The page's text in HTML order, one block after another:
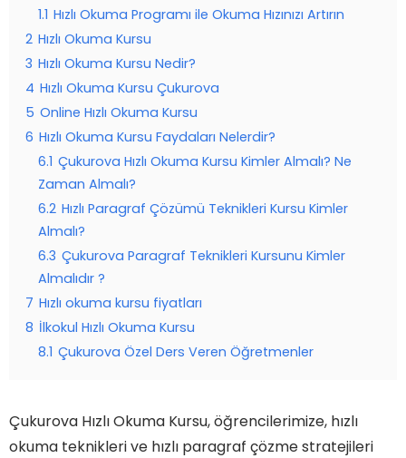
1.1 Hızlı Okuma Programı ile Okuma Hızınızı Artırın
2 Hızlı Okuma Kursu
3 Hızlı Okuma Kursu Nedir?
4 Hızlı Okuma Kursu Çukurova
5 Online Hızlı Okuma Kursu
6 Hızlı Okuma Kursu Faydaları Nelerdir?
6.1 Çukurova Hızlı Okuma Kursu Kimler Almalı? Ne
Zaman Almalı?
6.2 Hızlı Paragraf Çözümü Teknikleri Kursu Kimler
Almalı?
6.3 Çukurova Paragraf Teknikleri Kursunu Kimler
Almalıdır ?
7 Hızlı okuma kursu fiyatları
8 İlkokul Hızlı Okuma Kursu
8.1 Çukurova Özel Ders Veren Öğretmenler
Çukurova Hızlı Okuma Kursu, öğrencilerimize, hızlı
okuma teknikleri ve hızlı paragraf çözme stratejileri